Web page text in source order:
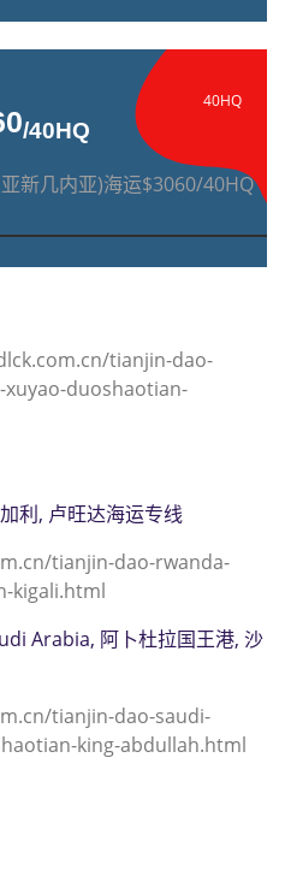
40HQ
/40HQ
新几内亚)海运$3060/40HQ
tianjin-dao-
duoshaotian-
利, 卢旺达海运专线
tianjin-dao-rwanda-
kigali.html
Arabia, 阿卜杜拉国王港, 沙
tianjin-dao-saudi-
king-abdullah.html